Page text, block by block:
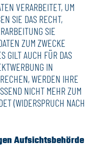
VERARBEITET, UM
SIE DAS RECHT,
SIE
ZUM ZWECKE
GILT AUCH FÜR DAS
IN
WERDEN IHRE
NICHT MEHR ZUM
(WIDERSPRUCH NACH
Aufsichts­behörde